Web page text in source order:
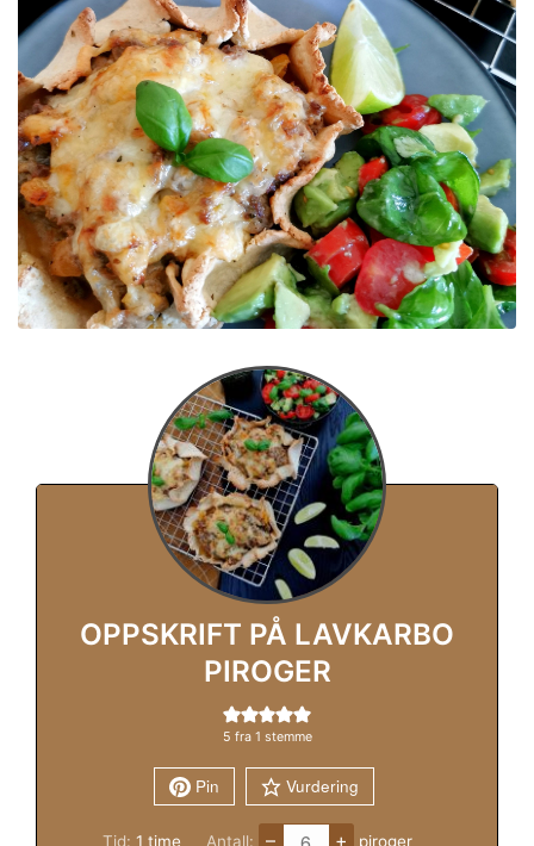
OPPSKRIFT PÅ LAVKARBO
PIROGER
5 fra 1 stemme
Pin Vurdering
Tid:1 time
time Antall: – + piroger